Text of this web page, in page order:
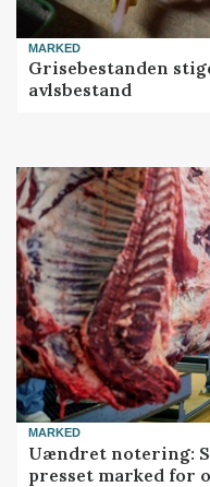
MARKED
Grisebestanden
avlsbestand
MARKED
Uændret notering:
presset marked for